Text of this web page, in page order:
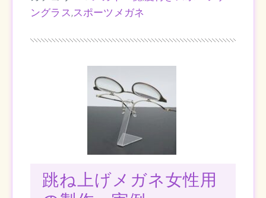
ングラス,スポーツメガネ
跳ね上げメガネ女性用